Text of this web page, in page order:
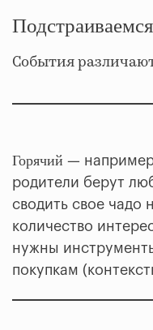
События
Горячий — например
родители берут
сводить свое чадо
количество
нужны
покупкам